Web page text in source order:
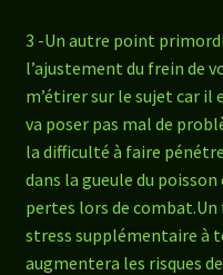
3 -Un autre point
l’ajustement du frein de
m’étirer sur le sujet car il
va poser pas mal de
la difficulté à faire
dans la gueule du
pertes lors de
stress supplémentaire à
augmentera les risques